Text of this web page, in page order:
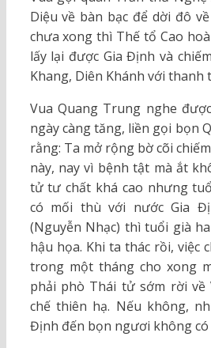
Diệu về bàn bạc để dời đô
chưa xong thì Thế tổ Cao
lấy lại được Gia Định và
Khang, Diên Khánh với thanh
Vua Quang Trung nghe
ngày càng tăng, liền gọi bọn
rằng: Ta mở rộng bờ cõi
này, nay vì bệnh tật mà ắt
tử tư chất khá cao nhưng
có mối thù với nước Gia
(Nguyễn Nhạc) thì tuổi già
hậu họa. Khi ta thác rồi, việc
trong một tháng cho xong
phải phò Thái tử sớm rời
chế thiên hạ. Nếu không,
Định đến bọn ngươi không có